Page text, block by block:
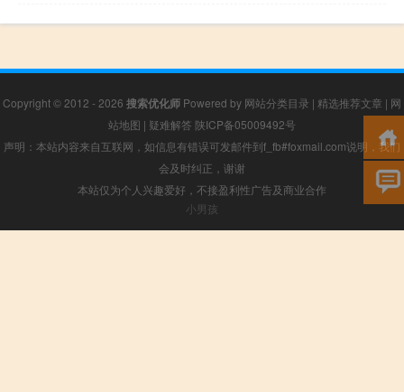
Copyright © 2012 - 2026 搜索优化师 Powered by 网站分类目录 | 精选推荐文章 | 网
站地图 | 疑难解答 陕ICP备05009492号
声明：本站内容来自互联网，如信息有错误可发邮件到f_fb#foxmail.com说明，我们
会及时纠正，谢谢
本站仅为个人兴趣爱好，不接盈利性广告及商业合作
小男孩